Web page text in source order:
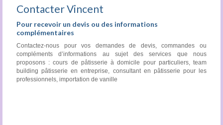
Contacter Vincent
Pour recevoir un devis ou des informations
complémentaires
Contactez-nous pour vos demandes de devis, commandes ou
compléments d’informations au sujet des services que nous
proposons : cours de pâtisserie à domicile pour particuliers, team
building pâtisserie en entreprise, consultant en pâtisserie pour les
professionnels, importation de vanille